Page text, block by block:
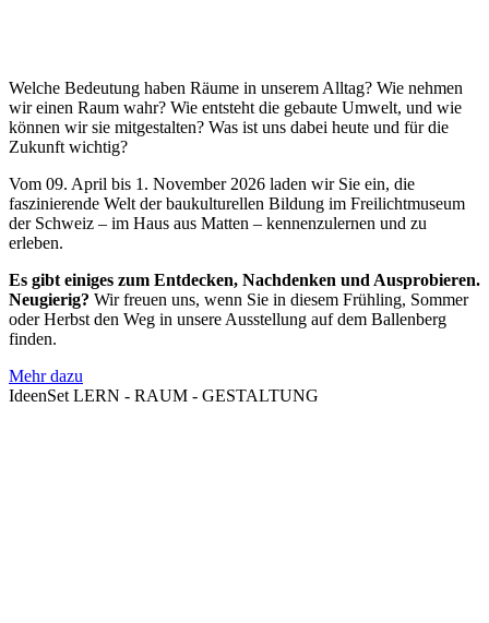
Welche Bedeutung haben Räume in unserem Alltag? Wie nehmen
wir einen Raum wahr? Wie entsteht die gebaute Umwelt, und wie
können wir sie mitgestalten? Was ist uns dabei heute und für die
Zukunft wichtig?
Vom 09. April bis 1. November 2026 laden wir Sie ein, die
faszinierende Welt der baukulturellen Bildung im Freilichtmuseum
der Schweiz – im Haus aus Matten – kennenzulernen und zu
erleben.
Es gibt einiges zum Entdecken, Nachdenken und Ausprobieren.
Neugierig? Wir freuen uns, wenn Sie in diesem Frühling, Sommer
oder Herbst den Weg in unsere Ausstellung auf dem Ballenberg
finden.
Mehr dazu
IdeenSet LERN - RAUM - GESTALTUNG